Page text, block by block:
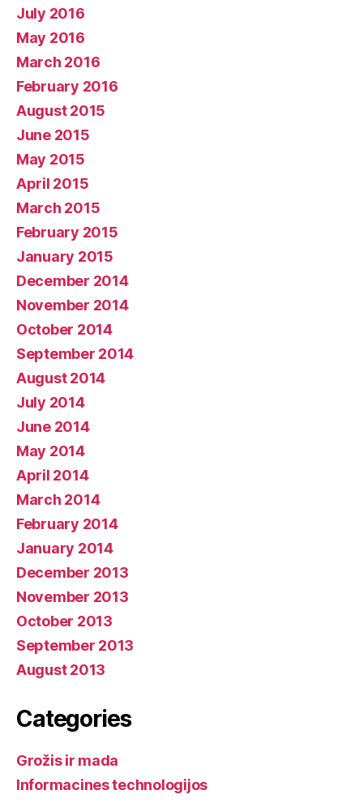
July 2016
May 2016
March 2016
February 2016
August 2015
June 2015
May 2015
April 2015
March 2015
February 2015
January 2015
December 2014
November 2014
October 2014
September 2014
August 2014
July 2014
June 2014
May 2014
April 2014
March 2014
February 2014
January 2014
December 2013
November 2013
October 2013
September 2013
August 2013
Categories
Grožis ir mada
Informacines technologijos